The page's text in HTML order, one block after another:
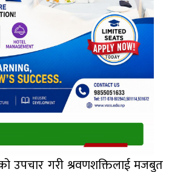
उपचार गरी श्रवणशक्तिलाई मजबुत